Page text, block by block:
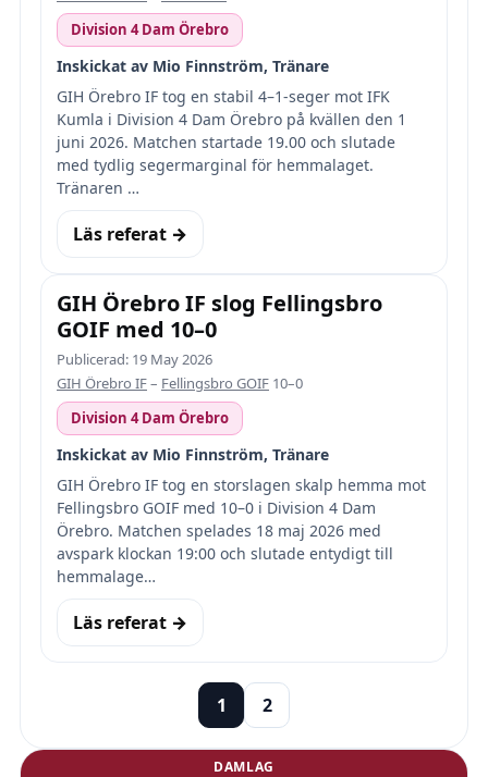
Division 4 Dam Örebro
Inskickat av Mio Finnström, Tränare
GIH Örebro IF tog en stabil 4–1-seger mot IFK
Kumla i Division 4 Dam Örebro på kvällen den 1
juni 2026. Matchen startade 19.00 och slutade
med tydlig segermarginal för hemmalaget.
Tränaren …
Läs referat →
GIH Örebro IF slog Fellingsbro
GOIF med 10–0
Publicerad: 19 May 2026
GIH Örebro IF– Fellingsbro GOIF 10–0
Division 4 Dam Örebro
Inskickat av Mio Finnström, Tränare
GIH Örebro IF tog en storslagen skalp hemma mot
Fellingsbro GOIF med 10–0 i Division 4 Dam
Örebro. Matchen spelades 18 maj 2026 med
avspark klockan 19:00 och slutade entydigt till
hemmalage…
Läs referat →
1 2
DAMLAG